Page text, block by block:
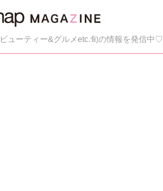
ューティー&グルメetc.旬の情報を発信中♡